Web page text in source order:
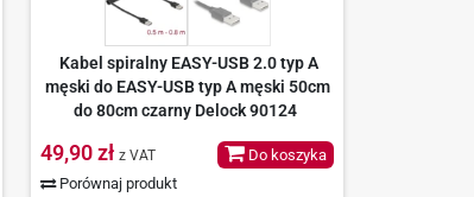
Kabel spiralny EASY-USB 2.0 typ A
męski do EASY-USB typ A męski 50cm
do 80cm czarny Delock 90124
49,90 zł z VAT
Porównaj produkt
Do koszyka